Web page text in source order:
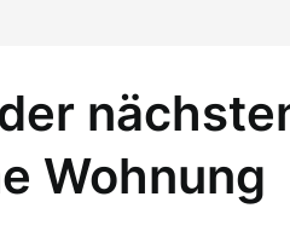
Wohnung